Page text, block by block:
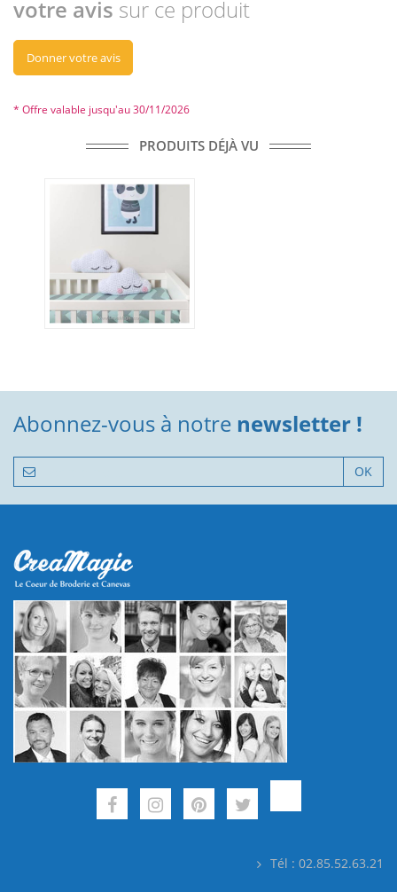
votre avis sur ce produit
Donner votre avis
* Offre valable jusqu'au 30/11/2026
PRODUITS DÉJÀ VU
Abonnez-vous à notre newsletter !
OK
Tél : 02.85.52.63.21